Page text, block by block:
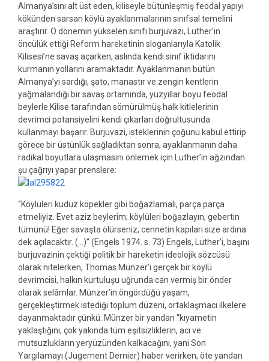
Almanya’sını alt üst eden, kiliseyle bütünleşmiş feodal yapıyı
kökünden sarsan köylü ayaklanmalarının sınıfsal temelini
araştırır. O dönemin yükselen sınıfı burjuvazi, Luther’in
öncülük ettiği Reform hareketinin sloganlarıyla Katolik
Kilisesi’ne savaş açarken, aslında kendi sınıf iktidarını
kurmanın yollarını aramaktadır. Ayaklanmanın bütün
Almanya’yı sardığı, şato, manastır ve zengin kentlerin
yağmalandığı bir savaş ortamında, yüzyıllar boyu feodal
beylerle Kilise tarafından sömürülmüş halk kitlelerinin
devrimci potansiyelini kendi çıkarları doğrultusunda
kullanmayı başarır. Burjuvazi, isteklerinin çoğunu kabul ettirip
görece bir üstünlük sağladıktan sonra, ayaklanmanın daha
radikal boyutlara ulaşmasını önlemek için Luther’in ağzından
şu çağrıyı yapar prenslere:
“Köylüleri kuduz köpekler gibi boğazlamalı, parça parça
etmeliyiz. Evet aziz beylerim; köylüleri boğazlayın, gebertin
tümünü! Eğer savaşta ölürseniz, cennetin kapıları size ardına
dek açılacaktır. (…)” (Engels 1974. s. 73) Engels, Luther’i, başını
burjuvazinin çektiği politik bir hareketin ideolojik sözcüsü
olarak nitelerken, Thomas Münzer’i gerçek bir köylü
devrimcisi, halkın kurtuluşu uğrunda can vermiş bir önder
olarak selâmlar. Münzer’in öngördüğü yaşam,
gerçekleştirmek istediği toplum düzeni, ortaklaşmacı ilkelere
dayanmaktadır çünkü. Münzer bir yandan “kıyametin
yaklaştığını, çok yakında tüm eşitsizliklerin, acı ve
mutsuzlukların yeryüzünden kalkacağını, yani Son
Yargılamayı (Jugement Dernier) haber verirken, öte yandan